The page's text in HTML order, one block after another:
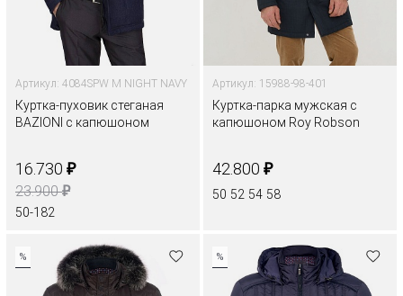
Артикул: 4084SPW M NIGHT NAVY
Куртка-пуховик стеганая
BAZIONI с капюшоном
16.730 ₽
23.900₽
50-182
Артикул: 15988-98-401
Куртка-парка мужская с
капюшоном Roy Robson
42.800 ₽
50 52 54 58
% %